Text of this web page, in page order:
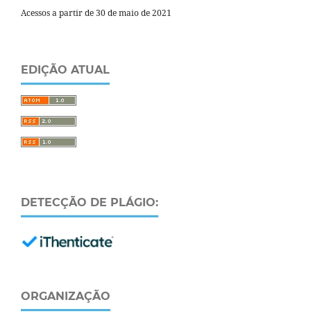
Acessos a partir de 30 de maio de 2021
EDIÇÃO ATUAL
DETECÇÃO DE PLÁGIO:
ORGANIZAÇÃO